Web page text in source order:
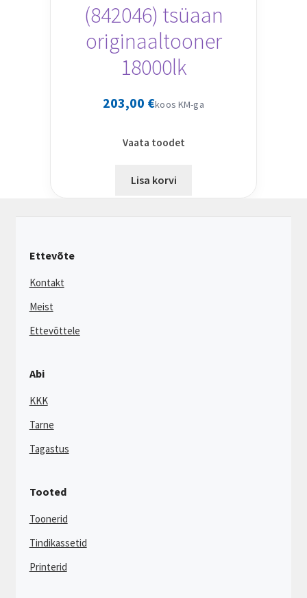
(842046) tsüaan
originaaltooner
18000lk
203,00 €koos KM-ga
Vaata toodet
Lisa korvi
Ettevõte
Kontakt
Meist
Ettevõttele
Abi
KKK
Tarne
Tagastus
Tooted
Toonerid
Tindikassetid
Printerid